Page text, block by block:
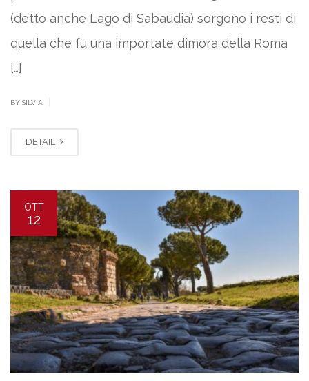
(detto anche Lago di Sabaudia) sorgono i resti di
quella che fu una importate dimora della Roma
[…]
BY SILVIA
DETAIL
OTT
12